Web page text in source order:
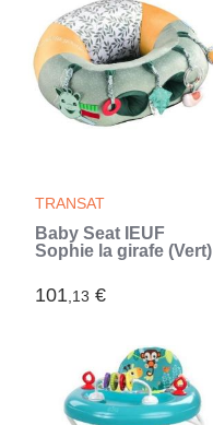
TRANSAT
Baby Seat IEUF
Sophie la girafe (Vert)
101,13 €